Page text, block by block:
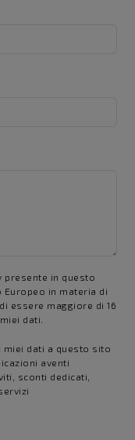
presente in questo
Europeo in materia di
essere maggiore di 16
dati.
dati a questo sito
aventi
sconti dedicati,